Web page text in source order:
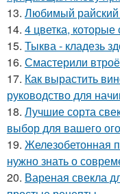
13. Любимый райский
14. 4 цветка,
15. Тыква - кладезь
16. Смастерили
17. Как вырастить
руководство для
18. Лучшие сорта
выбор для вашего
19. Железобетонная
нужно знать о
20. Вареная свекла